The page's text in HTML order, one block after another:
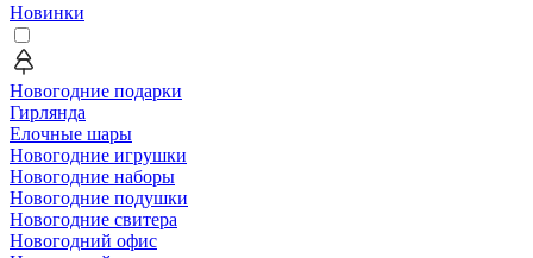
Новинки
Новогодние подарки
Гирлянда
Елочные шары
Новогодние игрушки
Новогодние наборы
Новогодние подушки
Новогодние свитера
Новогодний офис